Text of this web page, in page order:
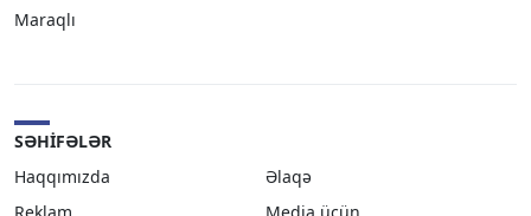
Maraqlı
SƏHIFƏLƏR
Haqqımızda
Əlaqə